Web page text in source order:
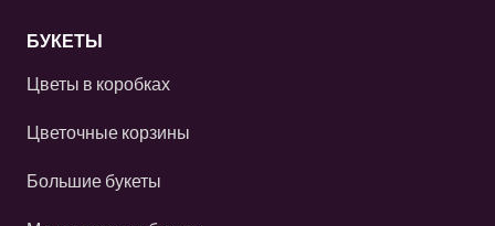
БУКЕТЫ
Цветы в коробках
Цветочные корзины
Большие букеты